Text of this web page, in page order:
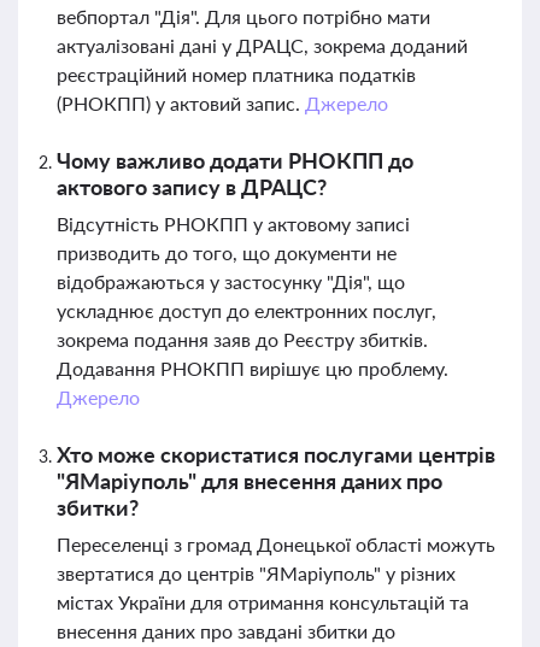
вебпортал "Дія". Для цього потрібно мати
актуалізовані дані у ДРАЦС, зокрема доданий
реєстраційний номер платника податків
(РНОКПП) у актовий запис. Джерело
Чому важливо додати РНОКПП до
актового запису в ДРАЦС?
Відсутність РНОКПП у актовому записі
призводить до того, що документи не
відображаються у застосунку "Дія", що
ускладнює доступ до електронних послуг,
зокрема подання заяв до Реєстру збитків.
Додавання РНОКПП вирішує цю проблему.
Джерело
Хто може скористатися послугами центрів
"ЯМаріуполь" для внесення даних про
збитки?
Переселенці з громад Донецької області можуть
звертатися до центрів "ЯМаріуполь" у різних
містах України для отримання консультацій та
внесення даних про завдані збитки до